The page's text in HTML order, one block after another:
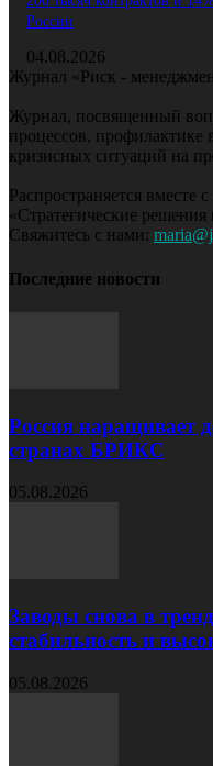
России
04.08.2026
Журнал «Риск -
Журнал, посвященный
процессов, профилактике
кризисных ситуаций на
Распространяется
«Стратегические
Свяжитесь с нами:
Последние новости
Россия наращивает
странах БРИКС
05.08.2026
Заводы снова в
стабильность и
05.08.2026